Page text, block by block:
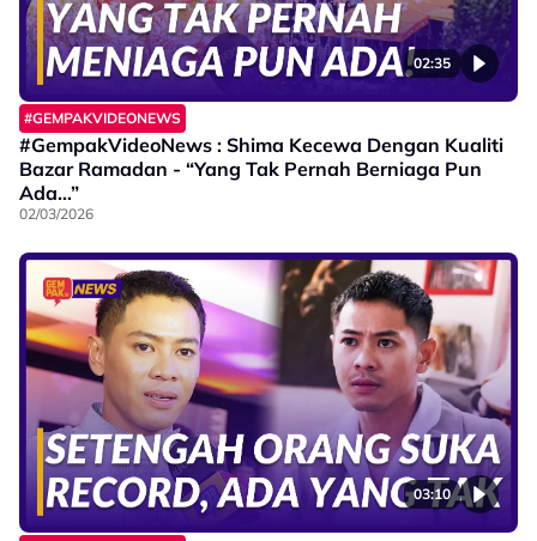
02:35
#GEMPAKVIDEONEWS
#GempakVideoNews : Shima Kecewa Dengan Kualiti
Bazar Ramadan - “Yang Tak Pernah Berniaga Pun
Ada…”
02/03/2026
03:10